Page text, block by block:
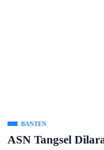
BANTEN
ASN Tangsel